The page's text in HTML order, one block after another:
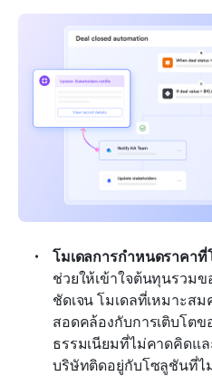
โมเดลการกำหนดราคา
ช่วยให้เข้าใจต้นทุนรวมข
ชัดเจน โมเดลที่เหมาะส
สอดคล้องกับการเติบโตข
ธรรมเนียมที่ไม่คาดคิดแ
บริษัทติดอยู่กับโซลูชันที่ไ